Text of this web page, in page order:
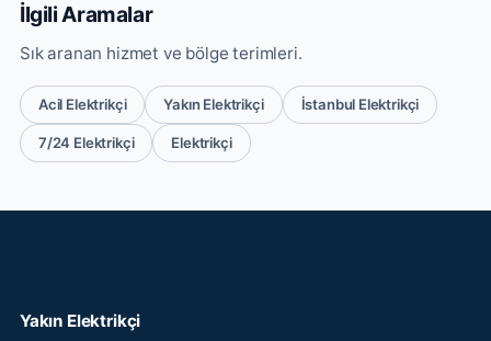
İlgili Aramalar
Sık aranan hizmet ve bölge terimleri.
Acil Elektrikçi Yakın Elektrikçi İstanbul Elektrikçi
7/24 Elektrikçi Elektrikçi
Yakın Elektrikçi